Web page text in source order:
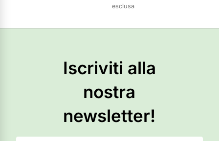
esclusa
Iscriviti alla
nostra
newsletter!